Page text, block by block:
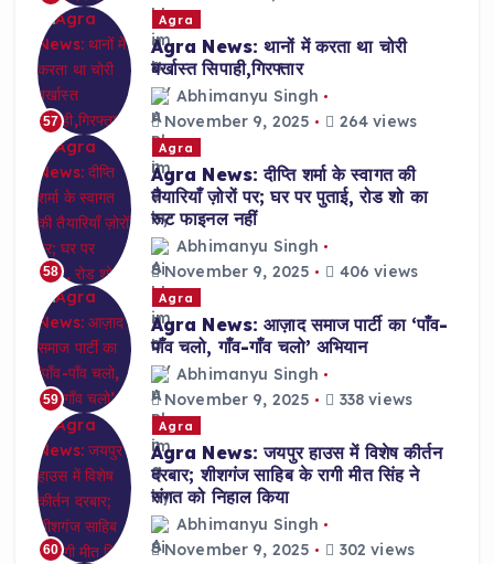
57
Agra
Agra News: थानों में करता था चोरी
बर्खास्त सिपाही,गिरफ्तार
Abhimanyu Singh
November 9, 2025
264 views
58
Agra
Agra News: दीप्ति शर्मा के स्वागत की
तैयारियाँ ज़ोरों पर; घर पर पुताई, रोड शो का
रूट फाइनल नहीं
Abhimanyu Singh
November 9, 2025
406 views
59
Agra
Agra News: आज़ाद समाज पार्टी का ‘पाँव-
पाँव चलो, गाँव-गाँव चलो’ अभियान
Abhimanyu Singh
November 9, 2025
338 views
60
Agra
Agra News: जयपुर हाउस में विशेष कीर्तन
दरबार; शीशगंज साहिब के रागी मीत सिंह ने
संगत को निहाल किया
Abhimanyu Singh
November 9, 2025
302 views